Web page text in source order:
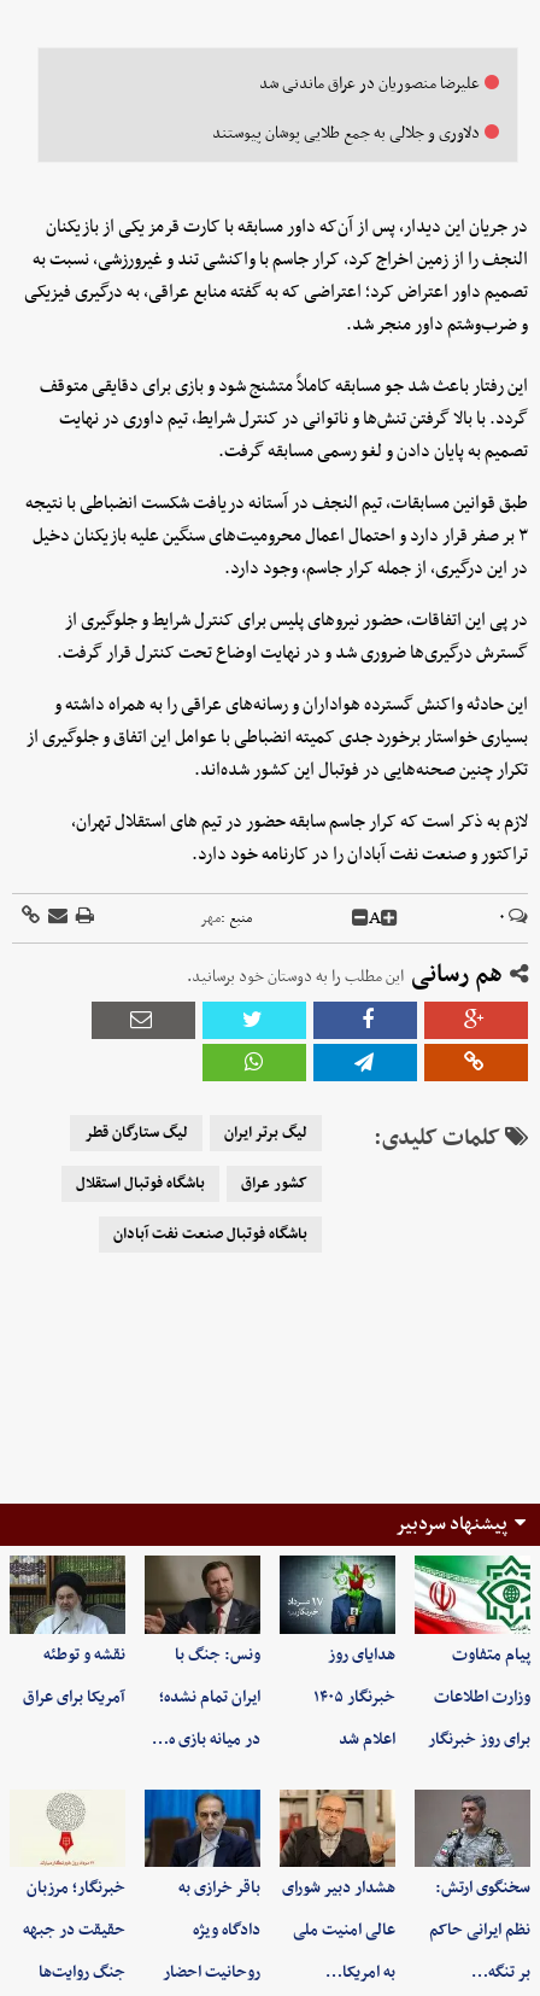
علیرضا منصوریان در عراق ماندنی شد
دلاوری و جلالی به جمع طلایی پوشان پیوستند
در جریان این دیدار، پس از آن‌که داور مسابقه با کارت قرمز یکی از بازیکنان
النجف را از زمین اخراج کرد، کرار جاسم با واکنشی تند و غیرورزشی، نسبت به
تصمیم داور اعتراض کرد؛ اعتراضی که به گفته منابع عراقی، به درگیری فیزیکی
و ضرب‌وشتم داور منجر شد.
این رفتار باعث شد جو مسابقه کاملاً متشنج شود و بازی برای دقایقی متوقف
گردد. با بالا گرفتن تنش‌ها و ناتوانی در کنترل شرایط، تیم داوری در نهایت
تصمیم به پایان دادن و لغو رسمی مسابقه گرفت.
طبق قوانین مسابقات، تیم النجف در آستانه دریافت شکست انضباطی با نتیجه
۳ بر صفر قرار دارد و احتمال اعمال محرومیت‌های سنگین علیه بازیکنان دخیل
در این درگیری، از جمله کرار جاسم، وجود دارد.
در پی این اتفاقات، حضور نیروهای پلیس برای کنترل شرایط و جلوگیری از
گسترش درگیری‌ها ضروری شد و در نهایت اوضاع تحت کنترل قرار گرفت.
این حادثه واکنش گسترده هواداران و رسانه‌های عراقی را به همراه داشته و
بسیاری خواستار برخورد جدی کمیته انضباطی با عوامل این اتفاق و جلوگیری از
تکرار چنین صحنه‌هایی در فوتبال این کشور شده‌اند.
لازم به ذکر است که کرار جاسم سابقه حضور در تیم های استقلال تهران،
تراکتور و صنعت نفت آبادان را در کارنامه خود دارد.
۰ A منبع :مهر
هم رسانی این مطلب را به دوستان خود برسانید.
کلمات کلیدی: لیگ برتر ایران
لیگ ستارگان قطر
کشور عراق
باشگاه فوتبال استقلال
باشگاه فوتبال صنعت نفت آبادان
پیشنهاد سردبیر
پیام متفاوت
وزارت اطلاعات
برای روز خبرنگار
هدایای روز
خبرنگار ۱۴۰۵
اعلام شد
ونس: جنگ با
ایران تمام نشده؛
در میانه بازی ه…
نقشه و توطئه
آمریکا برای عراق
سخنگوی ارتش:
نظم ایرانی حاکم
بر تنگه…
هشدار دبیر شورای
عالی امنیت ملی
به امریکا…
باقر خرازی به
دادگاه ویژه
روحانیت احضار
خبرنگار؛ مرزبان
حقیقت در جبهه
جنگ روایت‌ها